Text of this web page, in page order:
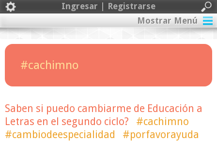
Ingresar | Registrarse
Mostrar Menú
#cachimno
Saben si puedo cambiarme de Educación a
Letras en el segundo ciclo?
#cachimno
#cambiodeespecialidad
#porfavorayuda